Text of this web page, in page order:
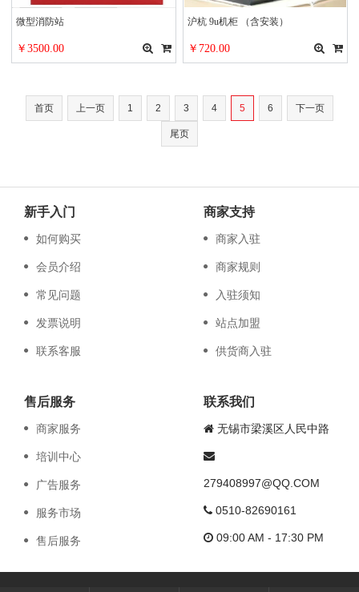
微型消防站
￥3500.00
沪杭 9u机柜 （含安装）
￥720.00
首页 上一页 1 2 3 4 5 6 下一页
尾页
新手入门
如何购买
会员介绍
常见问题
发票说明
联系客服
商家支持
商家入驻
商家规则
入驻须知
站点加盟
供货商入驻
售后服务
商家服务
培训中心
广告服务
服务市场
售后服务
联系我们
无锡市梁溪区人民中路
279408997@QQ.COM
0510-82690161
09:00 AM - 17:30 PM